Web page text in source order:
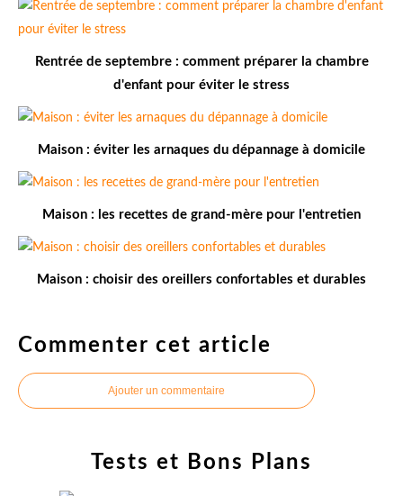
Rentrée de septembre : comment préparer la chambre
d'enfant pour éviter le stress
Maison : éviter les arnaques du dépannage à domicile
Maison : les recettes de grand-mère pour l'entretien
Maison : choisir des oreillers confortables et durables
Commenter cet article
Ajouter un commentaire
Tests et Bons Plans